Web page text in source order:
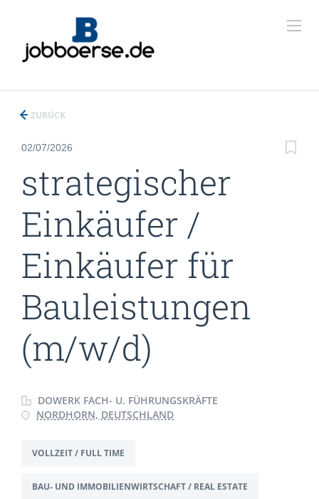
ZURÜCK
02/07/2026
strategischer
Einkäufer /
Einkäufer für
Bauleistungen
(m/w/d)
DOWERK FACH- U. FÜHRUNGSKRÄFTE
NORDHORN, DEUTSCHLAND
VOLLZEIT / FULL TIME
BAU- UND IMMOBILIENWIRTSCHAFT / REAL ESTATE